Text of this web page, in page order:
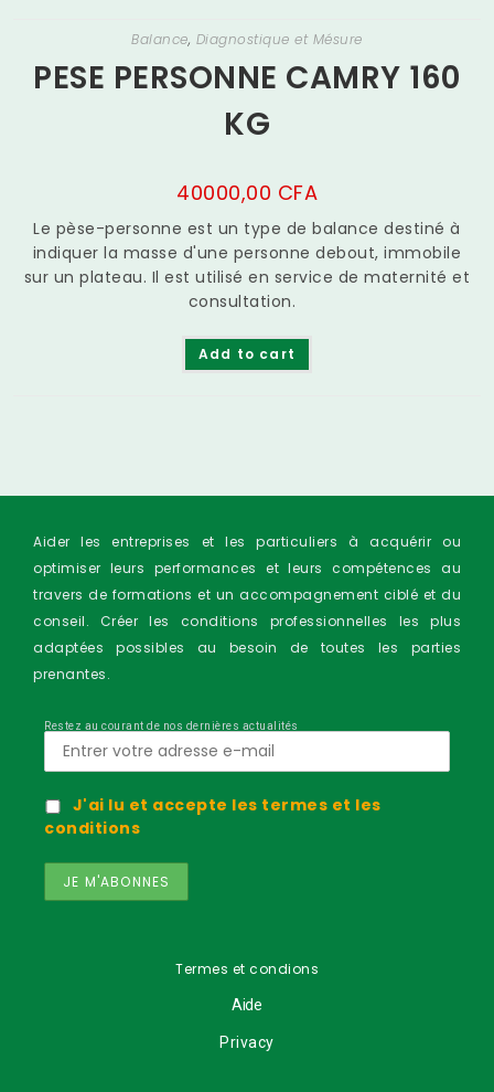
Balance, Diagnostique et Mésure
PESE PERSONNE CAMRY 160
KG
40000,00 CFA
Le pèse-personne est un type de balance destiné à
indiquer la masse d'une personne debout, immobile
sur un plateau. Il est utilisé en service de maternité et
consultation.
Add to cart
Aider les entreprises et les particuliers à acquérir ou
optimiser leurs performances et leurs compétences au
travers de formations et un accompagnement ciblé et du
conseil. Créer les conditions professionnelles les plus
adaptées possibles au besoin de toutes les parties
prenantes.
Restez au courant de nos dernières actualités
J'ai lu et accepte les termes et les
conditions
Termes et condions
Aide
Privacy